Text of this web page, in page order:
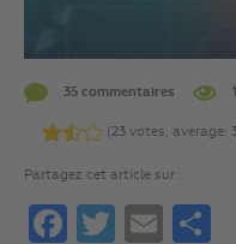
35 commentaires
(23 votes, average:
Partagez cet article sur :
FacebookTwitterEmail